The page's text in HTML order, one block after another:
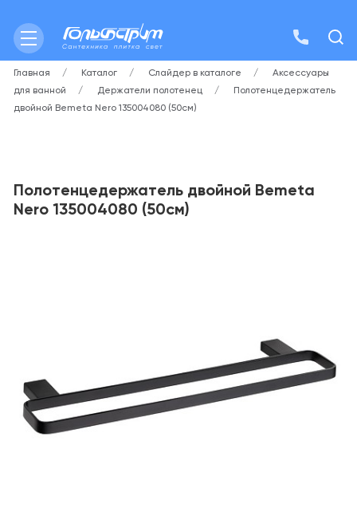
Главная Каталог Слайдер в каталоге
Аксессуары
для ванной
Держатели полотенец
Полотенцедержатель
двойной Bemeta Nero 135004080 (50см)
Полотенцедержатель двойной Bemeta
Nero 135004080 (50см)